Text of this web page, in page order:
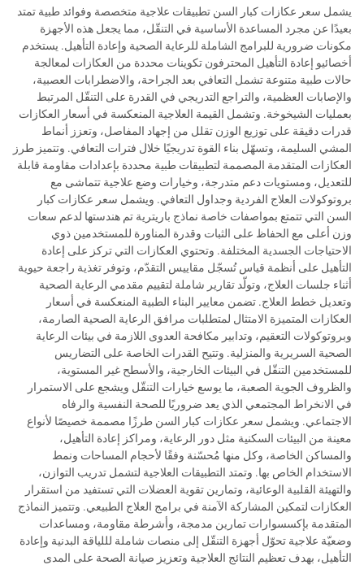
يشمل سعر عكازات كبار السن تطبيقات علاجية متخصصة وفوائد طبية تمتد
بعيدًا عن مجرد المساعدة الأساسية في التنقّل، مما يجعل هذه الأجهزة
مكونات ضرورية للبرامج الشاملة للرعاية الصحية وإعادة التأهيل. يستخدم
أخصائيو إعادة التأهيل المحترفون تكوينات محددة من العكازات لمعالجة
حالات طبية متنوعة تشمل التعافي بعد الجراحة، والاضطرابات العصبية،
والإصابات العظمية، والتراجع التدريجي في القدرة على التنقّل المرتبط
بعمليات الشيخوخة. وتشمل القيمة العلاجية المنعكسة في أسعار العكازات
قدرات دقيقة على توزيع الوزن تقلل من إجهاد المفاصل، وتعزز أنماط
المشي السليمة، وتسهّل بناء القوة تدريجيًا خلال فترات التعافي. وتتميز طرز
العكازات المتقدمة المصممة لتطبيقات طبية محددة بإعدادات مقاومة قابلة
للتعديل، ومستويات دعم متدرجة، وخيارات وضع علاجية تتماشى مع
بروتوكولات العلاج الفردية وجداول التعافي. ويشمل سعر عكازات كبار
السن التي تتمتع بمواصفات خاصة نماذج باريترية تم هندستها لدعم سعات
وزن أعلى مع الحفاظ على الثبات وقدرة المناورة للمستخدمين ذوي
الاحتياجات الجسدية المختلفة. وتحتوي العكازات التي تركز على إعادة
التأهيل على أنظمة قياس تُسجّل مقاييس التقدّم، وتوفر تغذية راجعة حيوية
أثناء جلسات العلاج، وتولّد تقارير شاملة لتقييم مقدمي الرعاية الصحية
وتعديل خطط العلاج. تضمن معايير البناء الطبية المنعكسة في أسعار
العكازات المتميزة الامتثال لمتطلبات مرافق الرعاية الصحية الصارمة،
وبروتوكولات التعقيم، وتدابير مكافحة العدوى اللازمة في بيئات الرعاية
الصحية السريرية والمنزلية. وتتيح القدرات الخاصة على التضاريس
للمستخدمين التنقّل في البيئات الخارجية، والأسطح غير المستوية،
والظروف الجوية الصعبة، ما يوسع خيارات التنقّل ويشجع على الاستمرار
في الانخراط المجتمعي الذي يعد ضروريًا للصحة النفسية والرفاه
الاجتماعي. ويشمل سعر عكازات كبار السن طرزًا مصممة خصيصًا لأنواع
معينة من البيئات السكنية مثل دور الرعاية، ومراكز إعادة التأهيل،
والمساكن الخاصة، وكل منها مُحسّنة وفقًا لأحجام المساحات ونمط
الاستخدام الخاص بها. وتمتد التطبيقات العلاجية لتشمل تدريب التوازن،
والتهيئة القلبية الوعائية، وتمارين تقوية العضلات التي تستفيد من استقرار
العكازات لتمكين المشاركة الآمنة في برامج العلاج الطبيعي. وتتميز النماذج
المتقدمة بإكسسوارات تمارين مدمجة، وأشرطة مقاومة، ومساعدات
وضعيّة علاجية تحوّل أجهزة التنقّل إلى منصات شاملة لللياقة البدنية وإعادة
التأهيل، بهدف تعظيم النتائج العلاجية وتعزيز صيانة الصحة على المدى